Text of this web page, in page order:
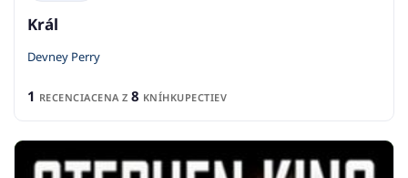
Král
Devney Perry
1 RECENCIACENA Z 8 KNÍHKUPECTIEV